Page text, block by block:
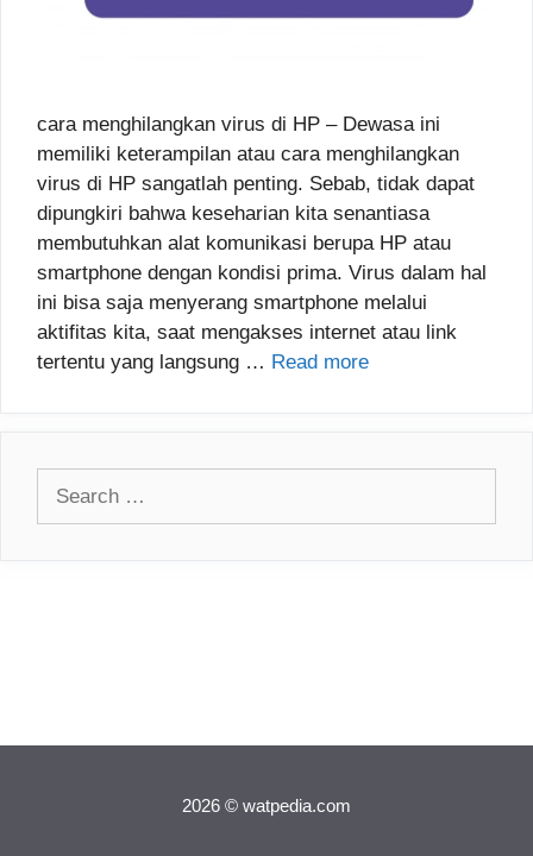
cara menghilangkan virus di HP – Dewasa ini
memiliki keterampilan atau cara menghilangkan
virus di HP sangatlah penting. Sebab, tidak dapat
dipungkiri bahwa keseharian kita senantiasa
membutuhkan alat komunikasi berupa HP atau
smartphone dengan kondisi prima. Virus dalam hal
ini bisa saja menyerang smartphone melalui
aktifitas kita, saat mengakses internet atau link
tertentu yang langsung … Read more
2026 © watpedia.com